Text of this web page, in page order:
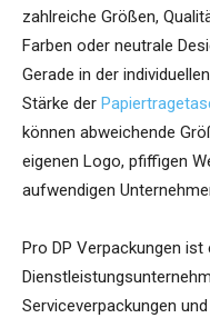
zahlreiche Größen,
Farben oder neutrale
Gerade in der
Stärke der
können abweichende
eigenen Logo, pfiffigen
aufwendigen
Pro DP Verpackungen
Serviceverpackungen